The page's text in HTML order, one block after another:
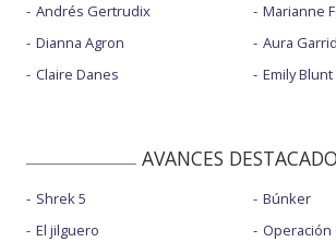
Andrés Gertrudix
Dianna Agron
Claire Danes
Marianne
Aura
Emily Blunt
AVANCES
Shrek 5
El jilguero
Búnker
Operación